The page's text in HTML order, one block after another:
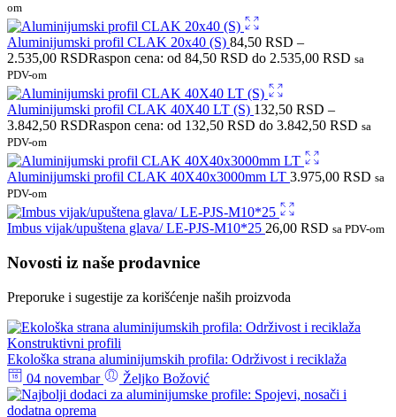
om
Aluminijumski profil CLAK 20x40 (S) 84,50 RSD –
2.535,00 RSDRaspon cena: od 84,50 RSD do 2.535,00 RSD sa
PDV-om
Aluminijumski profil CLAK 40X40 LT (S) 132,50 RSD –
3.842,50 RSDRaspon cena: od 132,50 RSD do 3.842,50 RSD sa
PDV-om
Aluminijumski profil CLAK 40X40x3000mm LT 3.975,00 RSD sa
PDV-om
Imbus vijak/upuštena glava/ LE-PJS-M10*25 26,00 RSD sa PDV-om
Novosti iz naše prodavnice
Preporuke i sugestije za korišćenje naših proizvoda
Konstruktivni profili
Ekološka strana aluminijumskih profila: Održivost i reciklaža
04 novembar
Željko Božović